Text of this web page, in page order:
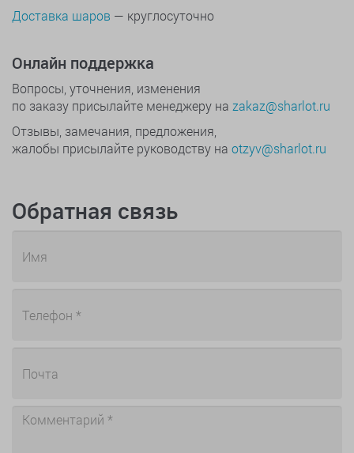
Доставка шаров — круглосуточно
Онлайн поддержка
Вопросы, уточнения, изменения
по заказу присылайте менеджеру на zakaz@sharlot.ru
Отзывы, замечания, предложения,
жалобы присылайте руководству на otzyv@sharlot.ru
Обратная связь